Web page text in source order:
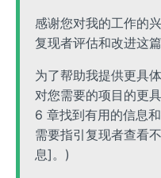
感谢您对我的工作的
复现者评估和改进这
为了帮助我提供更具
对您需要的项目的更
6 章找到有用的信息
需要指引复现者查看
息]。)